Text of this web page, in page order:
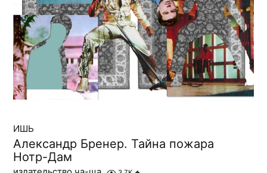
ИШЬ
Александр Бренер. Тайна пожара
Нотр-Дам